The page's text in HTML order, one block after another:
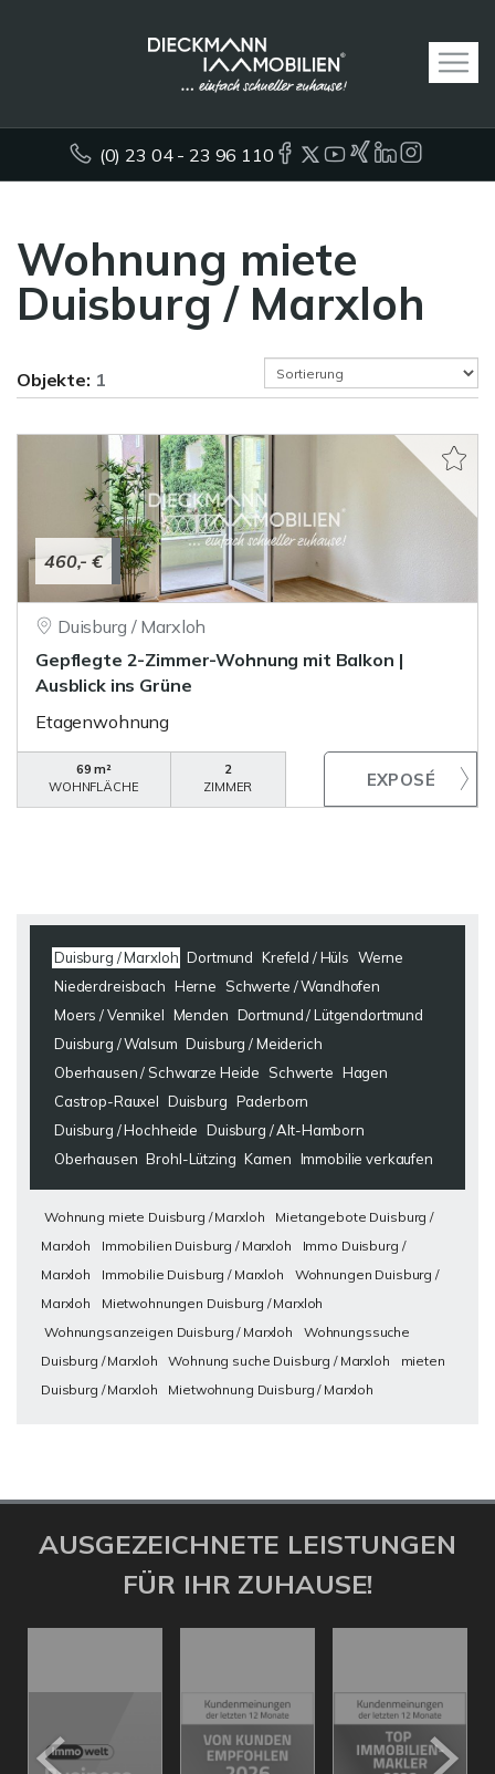
(0) 23 04 - 23 96 110
Wohnung miete
Duisburg / Marxloh
Objekte: 1
460,- €
Duisburg / Marxloh
Gepflegte 2-Zimmer-Wohnung mit Balkon |
Ausblick ins Grüne
Etagenwohnung
69 m²
WOHNFLÄCHE
2
ZIMMER
Duisburg / Marxloh Dortmund Krefeld / Hüls Werne
Niederdreisbach Herne
Schwerte / Wandhofen
Moers / Vennikel Menden Dortmund / Lütgendortmund
Duisburg / Walsum Duisburg / Meiderich
Oberhausen / Schwarze Heide
Schwerte Hagen
Castrop-Rauxel Duisburg Paderborn
Duisburg / Hochheide Duisburg / Alt-Hamborn
Oberhausen Brohl-Lützing Kamen Immobilie verkaufen
Wohnung miete Duisburg / Marxloh
Mietangebote Duisburg /
Marxloh
Immobilien Duisburg / Marxloh
Immo Duisburg /
Marxloh
Immobilie Duisburg / Marxloh
Wohnungen Duisburg /
Marxloh
Mietwohnungen Duisburg / Marxloh
Wohnungsanzeigen Duisburg / Marxloh
Wohnungssuche
Duisburg / Marxloh
Wohnung suche Duisburg / Marxloh
mieten
Duisburg / Marxloh
Mietwohnung Duisburg / Marxloh
AUSGEZEICHNETE LEISTUNGEN
FÜR IHR ZUHAUSE!